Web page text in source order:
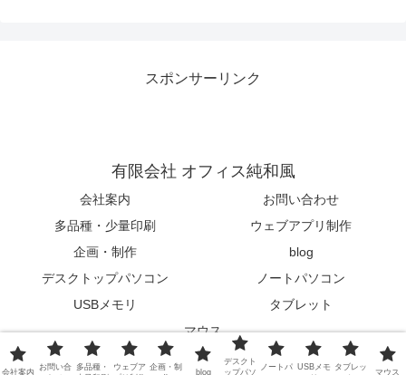
スポンサーリンク
有限会社 オフィス純和風
会社案内
お問い合わせ
多品種・少量印刷
ウェブアプリ制作
企画・制作
blog
デスクトップパソコン
ノートパソコン
USBメモリ
タブレット
マウス
© 2015-2026 有限会社 オフィス純和風.
会社案内
お問い合 多品種・
ウェブア 企画・制
blog
デスクト
ップパソ
ノートパ USBメモ タブレッ
マウス